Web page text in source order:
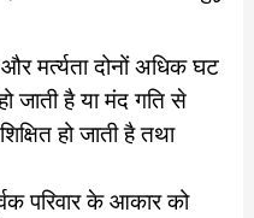
मर्त्यता दोनों अधिक घट
जाती है या मंद गति से
हो जाती है तथा
परिवार के आकार को